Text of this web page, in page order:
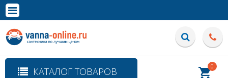
Полная версия сайта
КАТАЛОГ ТОВАРОВ 0